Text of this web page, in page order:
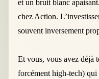
et un bruit blanc
chez Action.
souvent inversement
Et vous, vous avez déjà
forcément high-tech)